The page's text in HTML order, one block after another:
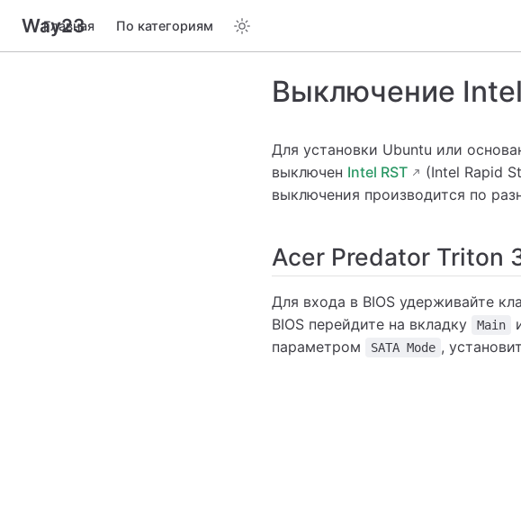
Way23
Главная По категориям
Выключение Intel
Для установки Ubuntu или
выключен Intel RST
(Intel Rapid
выключения производится по
Acer Predator Triton
Для входа в BIOS удерживайте
BIOS перейдите на вкладку
Main
параметром
SATA Mode ,